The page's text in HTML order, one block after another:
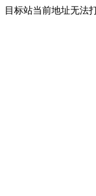
目标站当前地址无法